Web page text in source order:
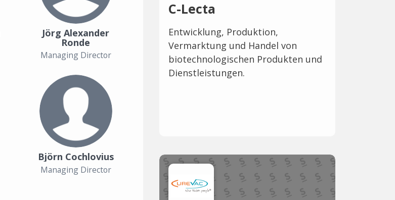
Jörg Alexander
Ronde
Managing Director
Björn Cochlovius
Managing Director
C-Lecta
Entwicklung, Produktion,
Vermarktung und Handel von
biotechnologischen Produkten und
Dienstleistungen.